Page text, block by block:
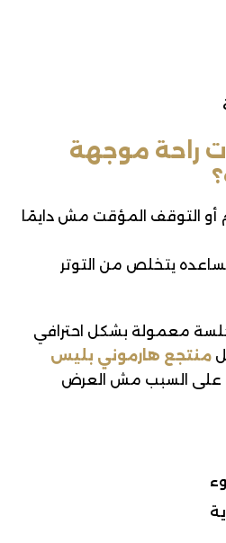
راحة موجهة
أو التوقف المؤقت مش دايمًا
يتخلص من التوتر
معمولة بشكل احترافي
منتجع هارموني بليس
على السبب مش العرض